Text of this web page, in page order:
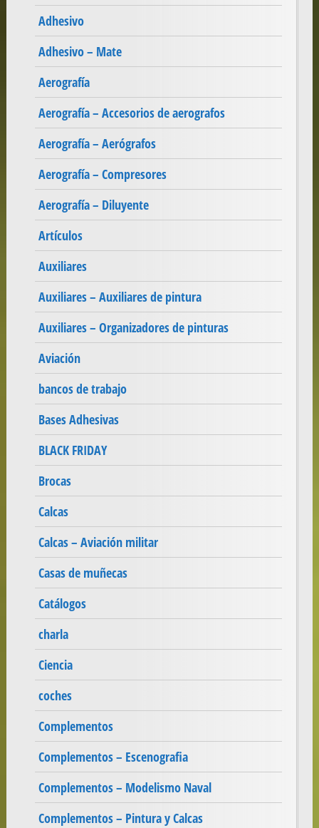
Adhesivo
Adhesivo – Mate
Aerografía
Aerografía – Accesorios de aerografos
Aerografía – Aerógrafos
Aerografía – Compresores
Aerografía – Diluyente
Artículos
Auxiliares
Auxiliares – Auxiliares de pintura
Auxiliares – Organizadores de pinturas
Aviación
bancos de trabajo
Bases Adhesivas
BLACK FRIDAY
Brocas
Calcas
Calcas – Aviación militar
Casas de muñecas
Catálogos
charla
Ciencia
coches
Complementos
Complementos – Escenografia
Complementos – Modelismo Naval
Complementos – Pintura y Calcas